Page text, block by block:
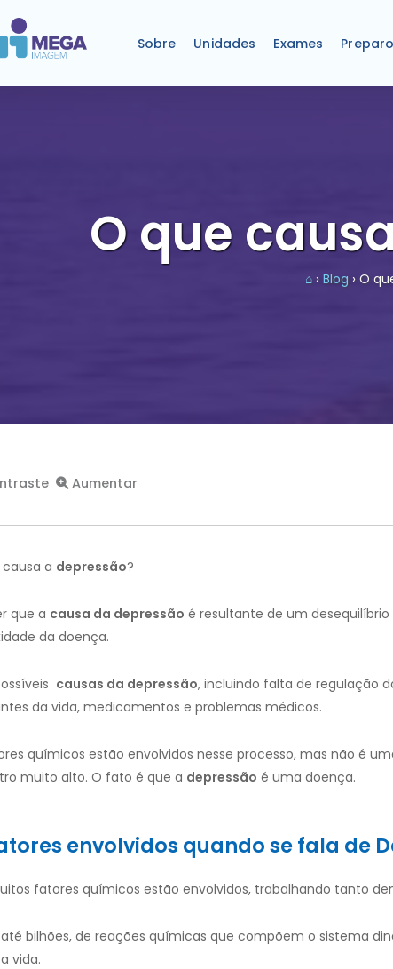
Sobre Unidades Exames
O que
⌂› Blog› O
a depressão?
que a causa da depressão é resultante de um
da doença.
causas da depressão, incluindo falta de regulação
da vida, medicamentos e problemas médicos.
químicos estão envolvidos nesse processo, mas não é
muito alto. O fato é que a depressão é uma doença.
envolvidos quando se fala de
fatores químicos estão envolvidos, trabalhando tanto
até bilhões, de reações químicas que compõem o sistema
vida.